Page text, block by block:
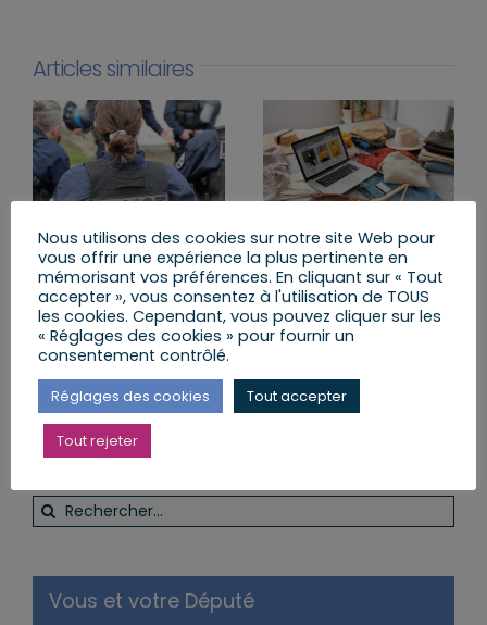
Articles similaires
Sécuriser l’usage des
armes pour mieux
protéger ceux qui nous
protègent
lundi, 13 Juil 2026
Lutter contre la « fast
fashion » : le texte
adopté à l’unanimité
lundi, 29 Juin 2026
Rechercher:
Vous et votre Député
Nous utilisons des cookies sur notre site Web pour
vous offrir une expérience la plus pertinente en
mémorisant vos préférences. En cliquant sur « Tout
accepter », vous consentez à l'utilisation de TOUS
les cookies. Cependant, vous pouvez cliquer sur les
« Réglages des cookies » pour fournir un
consentement contrôlé.
Réglages des cookies Tout accepter
Tout rejeter